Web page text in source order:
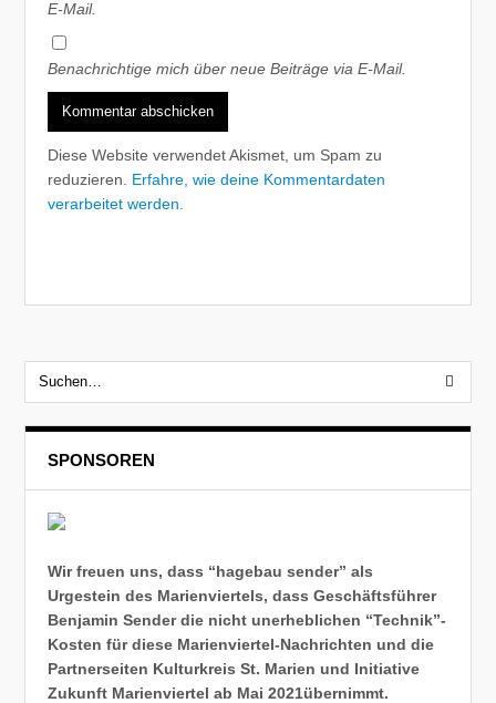
E-Mail.
Benachrichtige mich über neue Beiträge via E-Mail.
Diese Website verwendet Akismet, um Spam zu
reduzieren. Erfahre, wie deine Kommentardaten
verarbeitet werden.
SPONSOREN
Wir freuen uns, dass “hagebau sender” als
Urgestein des Marienviertels, dass Geschäftsführer
Benjamin Sender die nicht unerheblichen “Technik”-
Kosten für diese Marienviertel-Nachrichten und die
Partnerseiten Kulturkreis St. Marien und Initiative
Zukunft Marienviertel ab Mai 2021übernimmt.